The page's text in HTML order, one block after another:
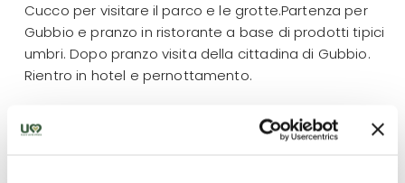
Cucco per visitare il parco e le grotte.Partenza per
Gubbio e pranzo in ristorante a base di prodotti tipici
umbri. Dopo pranzo visita della cittadina di Gubbio.
Rientro in hotel e pernottamento.
l'escursione lungo l' acquedotto romano . Questo